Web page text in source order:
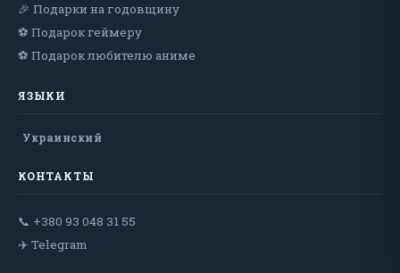
🎉 Подарки на годовщину
⚽ Подарок геймеру
⚽ Подарок любителю аниме
ЯЗЫКИ
Украинский
КОНТАКТЫ
📞 +380 93 048 31 55
✈️ Telegram